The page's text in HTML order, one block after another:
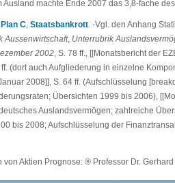
Ausland machte Ende 2007 das 3,8-fache
Plan C, Staatsbankrott. -Vgl. den Anhang
Aussenwirtschaft, Unterrubrik
2002, S. 78 ff., [[Monatsbericht der
(dort auch Aufgliederung in einzelne
2008]], S. 64 ff. (Aufschlüsselung
Übersichten 1999 bis 2006),
Auslandsvermögen; zahlreiche
bis 2008; Aufschlüsselung der
von Aktien Prognose: ® Professor Dr.